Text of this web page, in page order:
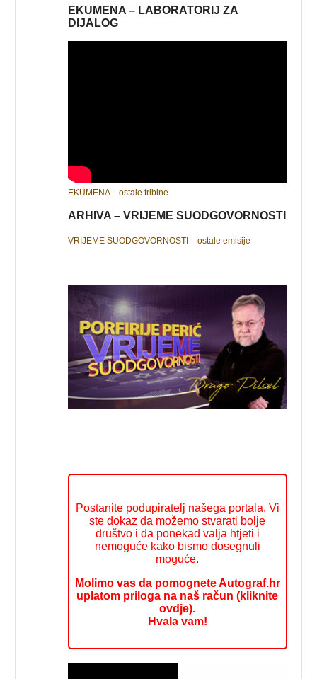
EKUMENA – LABORATORIJ ZA
DIJALOG
EKUMENA – ostale tribine
ARHIVA – VRIJEME SUODGOVORNOSTI
VRIJEME SUODGOVORNOSTI – ostale emisije
Postanite podupiratelj našega portala. Vi
ste dokaz da možemo stvarati bolje
društvo i da ponekad valja htjeti i
nemoguće kako bismo dosegnuli
moguće.
Molimo vas da pomognete Autograf.hr
uplatom priloga na naš račun (kliknite
ovdje).
Hvala vam!